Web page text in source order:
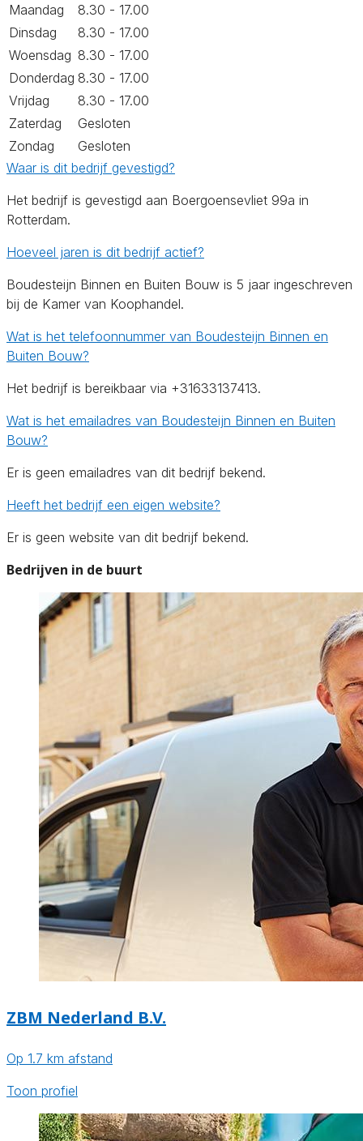
Maandag
8.30 - 17.00
Dinsdag
8.30 - 17.00
Woensdag 8.30 - 17.00
Donderdag 8.30 - 17.00
Vrijdag
8.30 - 17.00
Zaterdag
Gesloten
Zondag
Gesloten
Waar is dit bedrijf gevestigd?
Het bedrijf is gevestigd aan Boergoensevliet 99a in
Rotterdam.
Hoeveel jaren is dit bedrijf actief?
Boudesteijn Binnen en Buiten Bouw is 5 jaar ingeschreven
bij de Kamer van Koophandel.
Wat is het telefoonnummer van Boudesteijn Binnen en
Buiten Bouw?
Het bedrijf is bereikbaar via +31633137413.
Wat is het emailadres van Boudesteijn Binnen en Buiten
Bouw?
Er is geen emailadres van dit bedrijf bekend.
Heeft het bedrijf een eigen website?
Er is geen website van dit bedrijf bekend.
Bedrijven in de buurt
ZBM Nederland B.V.
Op 1.7 km afstand
Toon profiel